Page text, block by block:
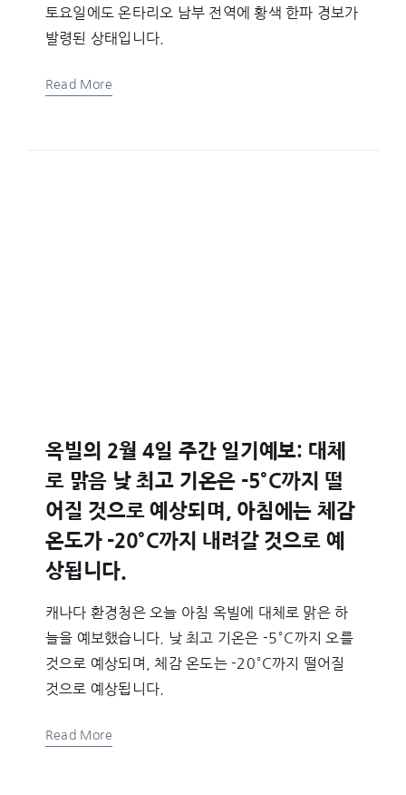
토요일에도 온타리오 남부 전역에 황색 한파 경보가
발령된 상태입니다.
Read More
옥빌의 2월 4일 주간 일기예보: 대체
로 맑음 낮 최고 기온은 -5°C까지 떨
어질 것으로 예상되며, 아침에는 체감
온도가 -20°C까지 내려갈 것으로 예
상됩니다.
캐나다 환경청은 오늘 아침 옥빌에 대체로 맑은 하
늘을 예보했습니다. 낮 최고 기온은 -5°C까지 오를
것으로 예상되며, 체감 온도는 -20°C까지 떨어질
것으로 예상됩니다.
Read More